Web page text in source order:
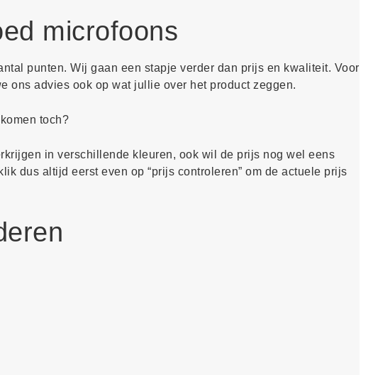
microfoons
punten. Wij gaan een stapje verder dan prijs en kwaliteit. Voor
ons advies ook op wat jullie over het product zeggen.
toch?
in verschillende kleuren, ook wil de prijs nog wel eens
dus altijd eerst even op “prijs controleren” om de actuele prijs